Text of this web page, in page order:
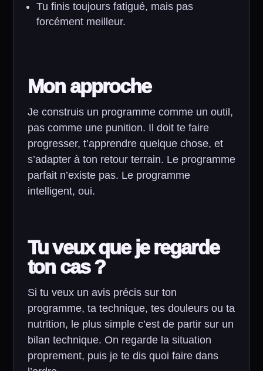
Tu finis toujours fatigué, mais pas
forcément meilleur.
Mon approche
Je construis un programme comme un outil,
pas comme une punition. Il doit te faire
progresser, t’apprendre quelque chose, et
s’adapter à ton retour terrain. Le programme
parfait n’existe pas. Le programme
intelligent, oui.
Tu veux que je regarde
ton cas ?
Si tu veux un avis précis sur ton
programme, ta technique, tes douleurs ou ta
nutrition, le plus simple c’est de partir sur un
bilan technique. On regarde la situation
proprement, puis je te dis quoi faire dans